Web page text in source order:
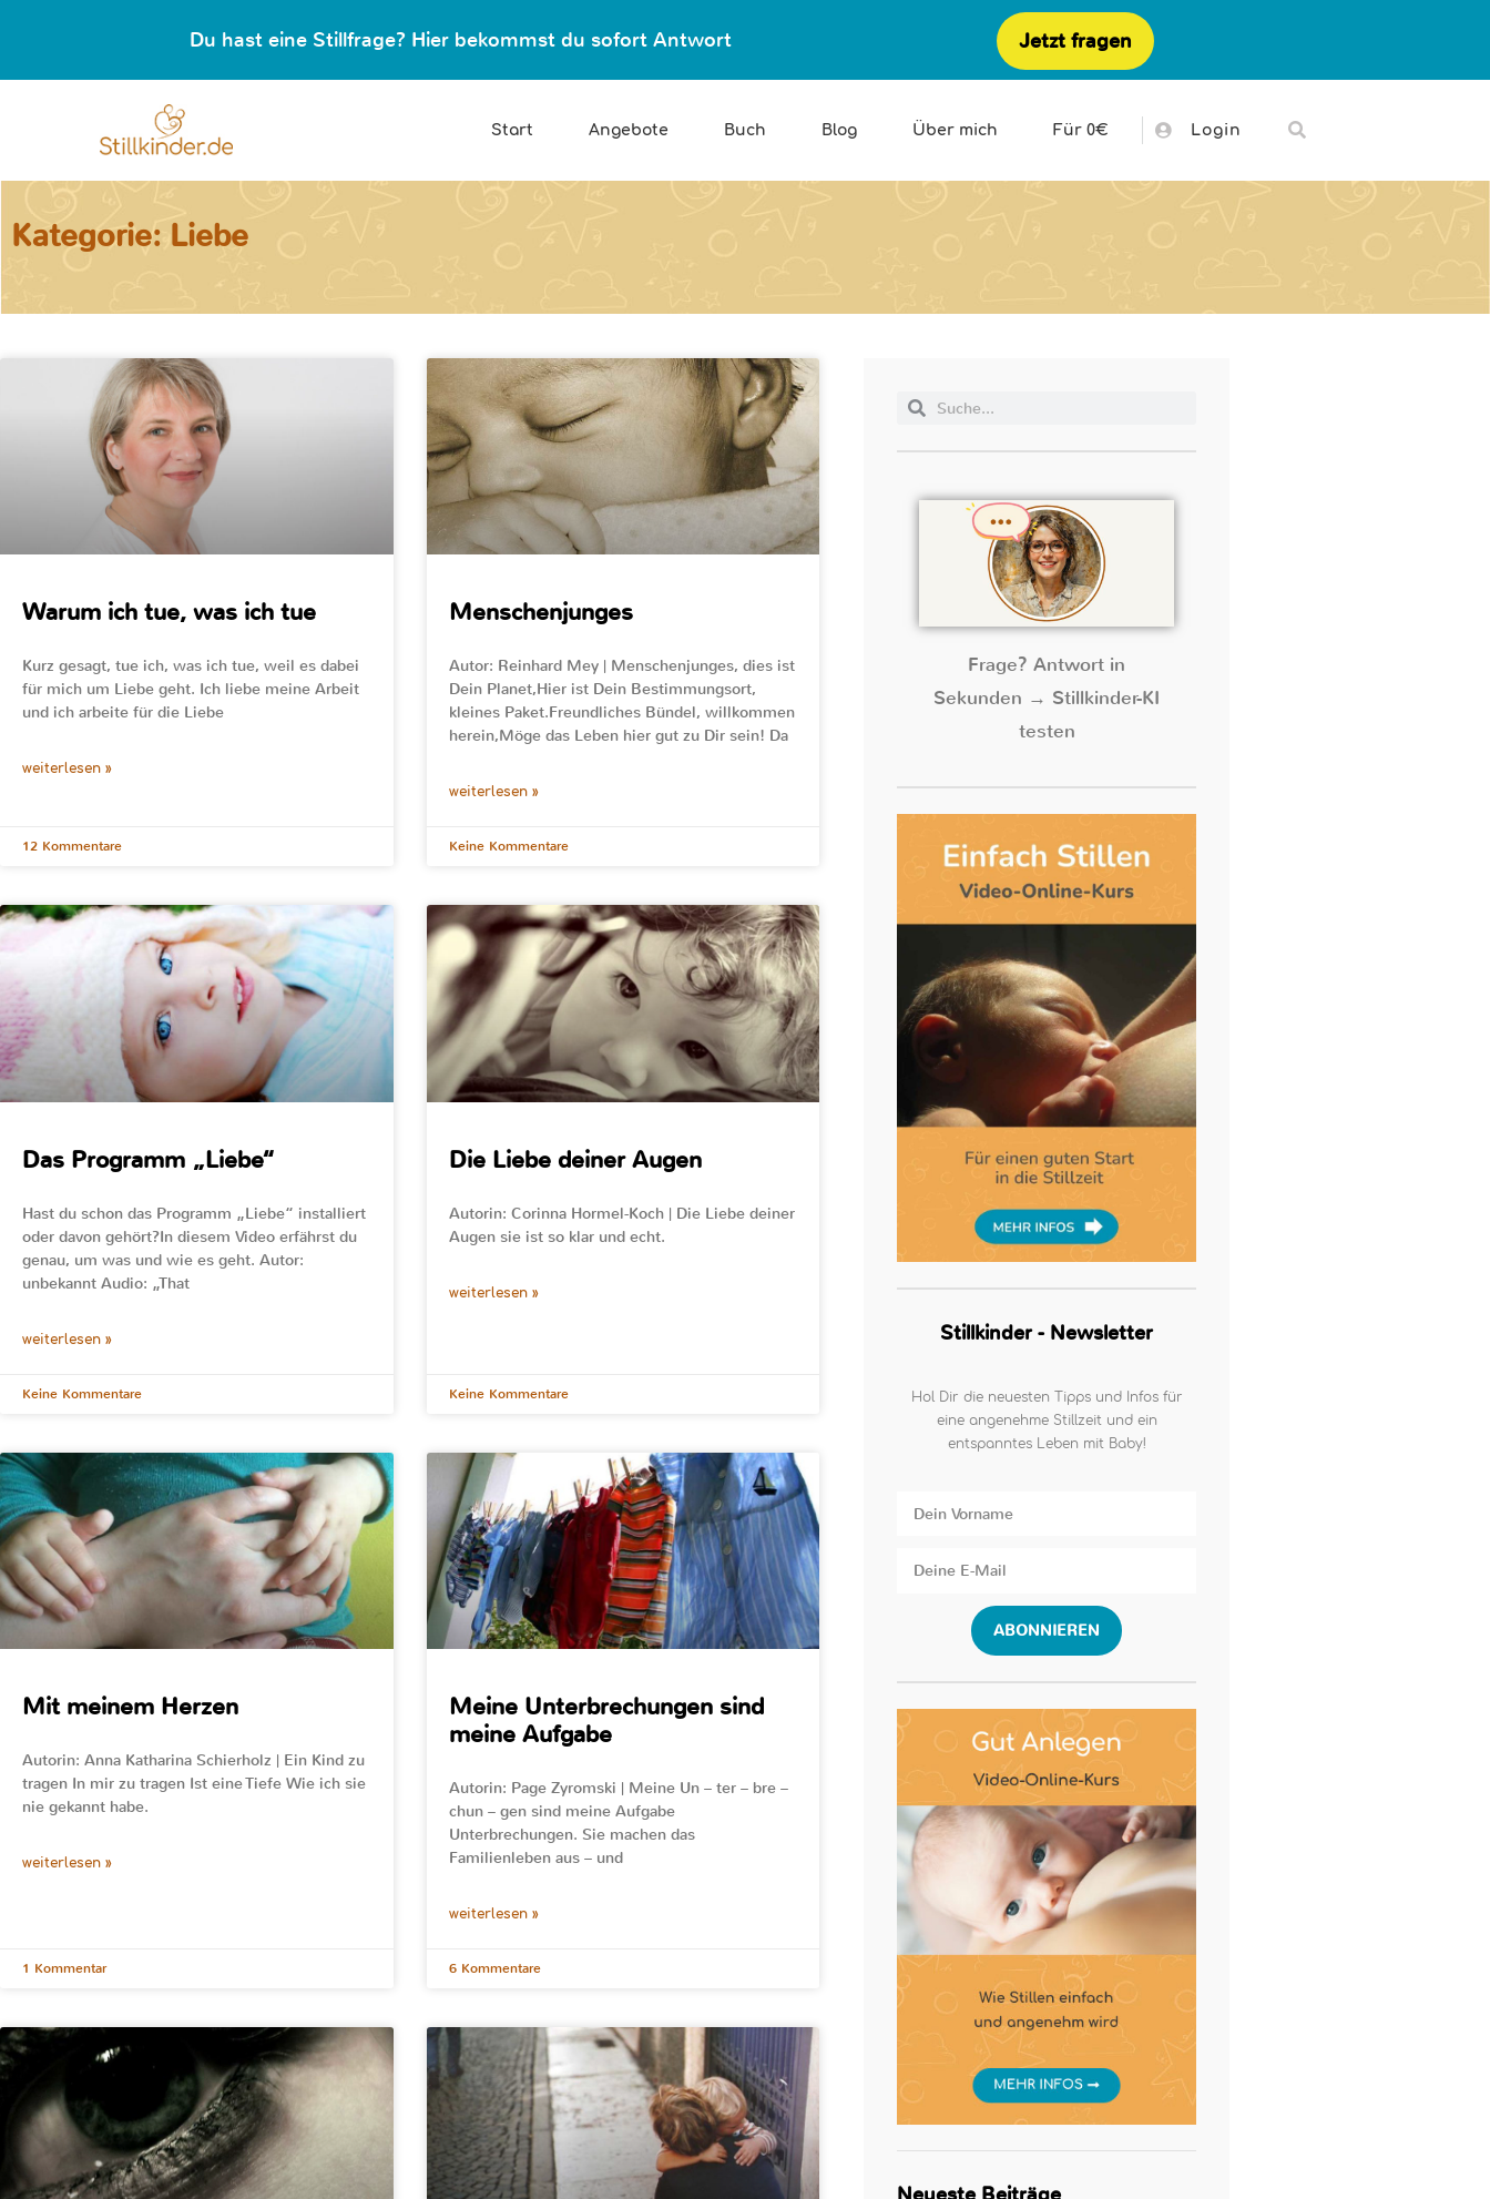
Du hast eine Stillfrage? Hier bekommst du sofort Antwort Jetzt fragen
Start Angebote Buch Blog Über mich Für 0€ Login
Kategorie: Liebe
Warum ich tue, was ich tue
Kurz gesagt, tue ich, was ich tue, weil es dabei
für mich um Liebe geht. Ich liebe meine Arbeit
und ich arbeite für die Liebe
weiterlesen »
12 Kommentare
Menschenjunges
Autor: Reinhard Mey | Menschenjunges, dies ist
Dein Planet,Hier ist Dein Bestimmungsort,
kleines Paket.Freundliches Bündel, willkommen
herein,Möge das Leben hier gut zu Dir sein! Da
weiterlesen »
Keine Kommentare
Das Programm „Liebe“
Hast du schon das Programm „Liebe“ installiert
oder davon gehört?In diesem Video erfährst du
genau, um was und wie es geht. Autor:
unbekannt Audio: „That
weiterlesen »
Keine Kommentare
Die Liebe deiner Augen
Autorin: Corinna Hormel-Koch | Die Liebe deiner
Augen sie ist so klar und echt.
weiterlesen »
Keine Kommentare
Mit meinem Herzen
Autorin: Anna Katharina Schierholz | Ein Kind zu
tragen In mir zu tragen Ist eine Tiefe Wie ich sie
nie gekannt habe.
weiterlesen »
1 Kommentar
Meine Unterbrechungen sind
meine Aufgabe
Autorin: Page Zyromski | Meine Un – ter – bre –
chun – gen sind meine Aufgabe
Unterbrechungen. Sie machen das
Familienleben aus – und
weiterlesen »
6 Kommentare
Frage? Antwort in
Sekunden → Stillkinder-KI
testen
Stillkinder - Newsletter
Hol Dir die neuesten Tipps und Infos für
eine angenehme Stillzeit und ein
entspanntes Leben mit Baby!
ABONNIEREN